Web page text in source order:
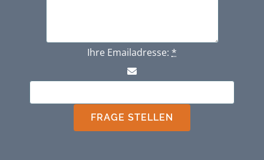
Ihre Emailadresse: *
FRAGE STELLEN